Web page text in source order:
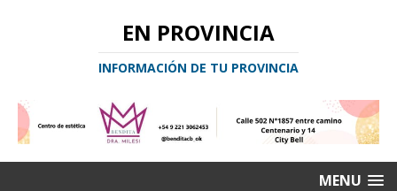
EN PROVINCIA
INFORMACIÓN DE TU PROVINCIA
MENU